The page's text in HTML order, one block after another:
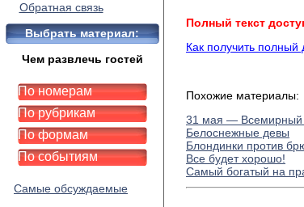
Обратная связь
Выбрать материал:
Чем развлечь гостей
По номерам
По рубрикам
По формам
По событиям
Самые обсуждаемые
Полный текст
Как получить полный
Похожие материалы:
31 мая — Всемирный
Белоснежные девы
Блондинки против
Все будет хорошо!
Самый богатый на